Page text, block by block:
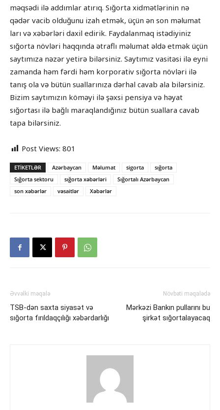
məqsədi ilə addımlar atırıq. Sığorta xidmətlərinin nə
qədər vacib olduğunu izah etmək, üçün ən son məlumat
ları və xəbərləri daxil edirik. Faydalanmaq istədiyiniz
sığorta növləri haqqında ətraflı məlumat əldə etmək üçün
saytımıza nəzər yetirə bilərsiniz. Saytımız vasitəsi ilə eyni
zamanda həm fərdi həm korporativ sığorta növləri ilə
tanış ola və bütün suallarınıza dərhal cavab ala bilərsiniz.
Bizim saytımızın köməyi ilə şəxsi pensiya və həyat
sığortası ilə bağlı maraqlandığınız bütün suallara cavab
tapa bilərsiniz.
Post Views: 801
ETIKETLƏR Azərbaycan Məlumat sigorta
sığorta
Sığorta sektoru
sığorta xəbərləri
Sığortalı Azərbaycan
son xəbərlər
vəsaitlər Xəbərlər
Əvvəlki məqalə
TSB-dən saxta siyasət və
sığorta fırıldaqçılığı xəbərdarlığı
Növbəti məqalədə
Mərkəzi Bankın pullarını bu
şirkət sığortalayacaq